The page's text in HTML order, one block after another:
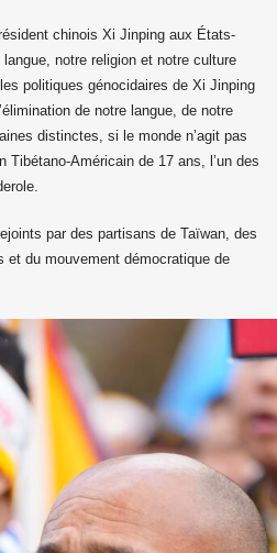
chinois Xi Jinping aux États-
notre religion et notre culture
politiques génocidaires de Xi Jinping
de notre langue, de notre
distinctes, si le monde n’agit pas
Tibétano-Américain de 17 ans, l’un des
par des partisans de Taïwan, des
et du mouvement démocratique de